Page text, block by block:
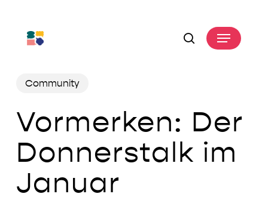
search
Menu
Community
Vormerken: Der
Donnerstalk im
Januar